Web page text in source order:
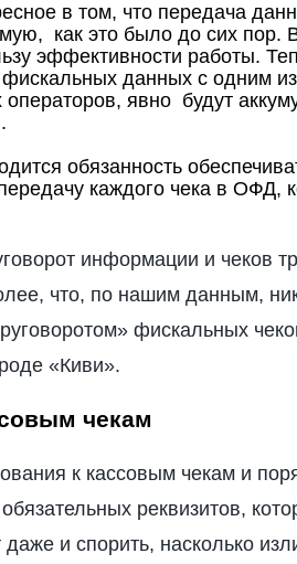
в том, что передача
как это было до сих пор.
эффективности работы.
фискальных данных с одним
явно будут
обязанность
каждого чека в ОФД,
информации и чеков
что, по нашим данным,
фискальных
«Киви».
чекам
к кассовым чекам и
реквизитов,
и спорить, насколько